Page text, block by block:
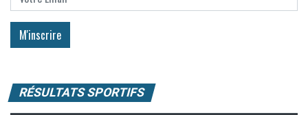
RÉSULTATS SPORTIFS